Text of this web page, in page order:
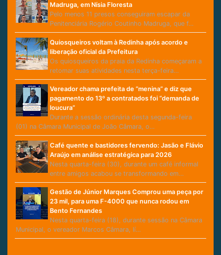
Madruga, em Nísia Floresta
Pelo menos 11 presos conseguiram escapar da
Penitenciária Rogério Coutinho Madruga, que f…
Quiosqueiros voltam à Redinha após acordo e
liberação oficial da Prefeitura
Os quiosqueiros da praia da Redinha começaram a
retomar suas atividades nesta terça-feira…
Vereador chama prefeita de “menina” e diz que
pagamento do 13º a contratados foi “demanda de
loucura”
Durante a sessão ordinária desta segunda-feira
(01) na Câmara Municipal de João Câmara, o…
Café quente e bastidores fervendo: Jasão e Flávio
Araújo em análise estratégica para 2026
Nesta quarta-feira (30), durante um café informal
entre amigos acabou se transformando em…
Gestão de Júnior Marques Comprou uma peça por
23 mil, para uma F-4000 que nunca rodou em
Bento Fernandes
Nesta quarta-feira (18), durante sessão na Câmara
Municipal, o vereador Marcos Câmara, lí…